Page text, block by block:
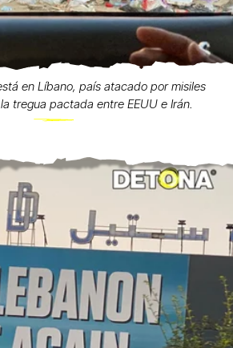
en Líbano, país atacado por misiles
tregua pactada entre EEUU e Irán.